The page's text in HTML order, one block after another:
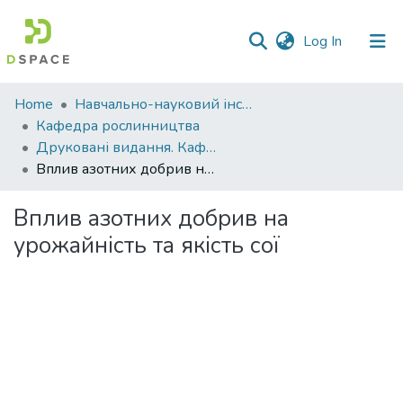
Log In (current)
Communities
&
Collections
Statistics
Home
Навчально-науковий інститут агротехнологій, селекції та екології
Кафедра рослинництва
Друковані видання. Кафедра рослинництва
Вплив азотних добрив на урожайність та якість сої
Вплив азотних добрив на
урожайність та якість сої